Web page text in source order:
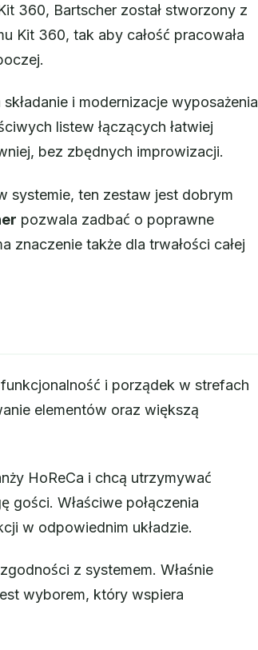
360, Bartscher został stworzony z
Kit 360, tak aby całość pracowała
i modernizacje wyposażenia
listew łączących łatwiej
bez zbędnych improwizacji.
systemie, ten zestaw jest dobrym
pozwala zadbać o poprawne
znaczenie także dla trwałości całej
i porządek w strefach
elementów oraz większą
HoReCa i chcą utrzymywać
gości. Właściwe połączenia
w odpowiednim układzie.
z systemem. Właśnie
wyborem, który wspiera